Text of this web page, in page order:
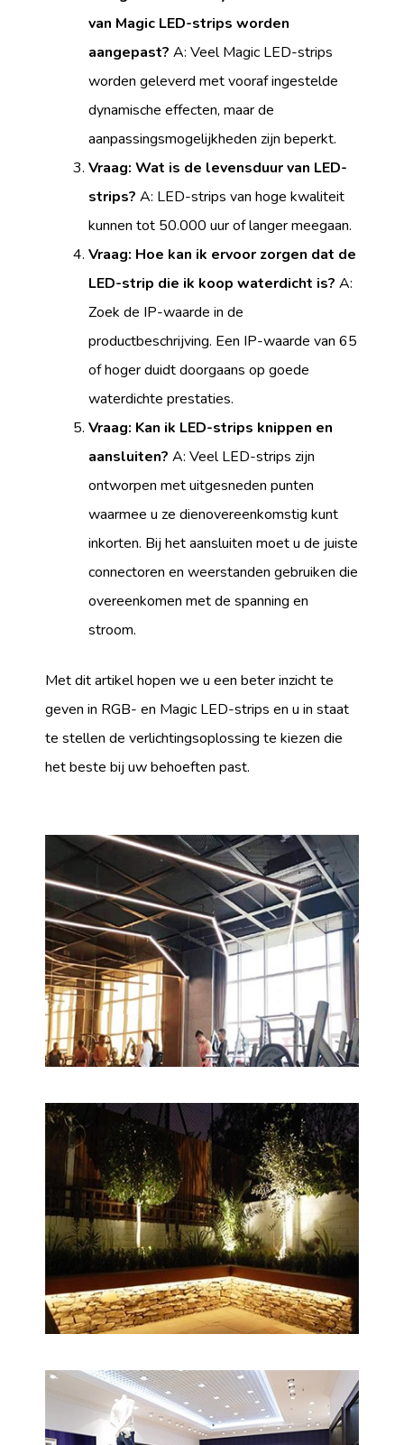
van Magic LED-strips worden
aangepast? A: Veel Magic LED-strips
worden geleverd met vooraf ingestelde
dynamische effecten, maar de
aanpassingsmogelijkheden zijn beperkt.
Vraag: Wat is de levensduur van LED-
strips? A: LED-strips van hoge kwaliteit
kunnen tot 50.000 uur of langer meegaan.
Vraag: Hoe kan ik ervoor zorgen dat de
LED-strip die ik koop waterdicht is? A:
Zoek de IP-waarde in de
productbeschrijving. Een IP-waarde van 65
of hoger duidt doorgaans op goede
waterdichte prestaties.
Vraag: Kan ik LED-strips knippen en
aansluiten? A: Veel LED-strips zijn
ontworpen met uitgesneden punten
waarmee u ze dienovereenkomstig kunt
inkorten. Bij het aansluiten moet u de juiste
connectoren en weerstanden gebruiken die
overeenkomen met de spanning en
stroom.
Met dit artikel hopen we u een beter inzicht te
geven in RGB- en Magic LED-strips en u in staat
te stellen de verlichtingsoplossing te kiezen die
het beste bij uw behoeften past.